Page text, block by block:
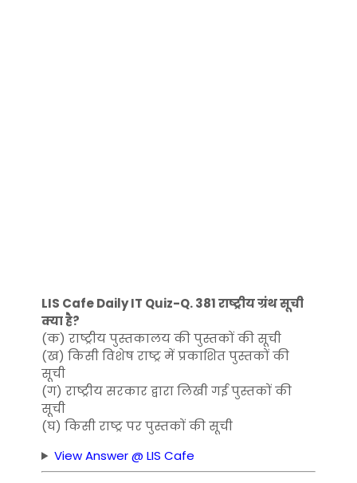
LIS Cafe Daily IT Quiz-Q. 381 राष्ट्रीय ग्रंथ सूची
क्या है?
(क) राष्ट्रीय पुस्तकालय की पुस्तकों की सूची
(ख) किसी विशेष राष्ट्र में प्रकाशित पुस्तकों की
सूची
(ग) राष्ट्रीय सरकार द्वारा लिखी गई पुस्तकों की
सूची
(घ) किसी राष्ट्र पर पुस्तकों की सूची
View Answer @ LIS Cafe